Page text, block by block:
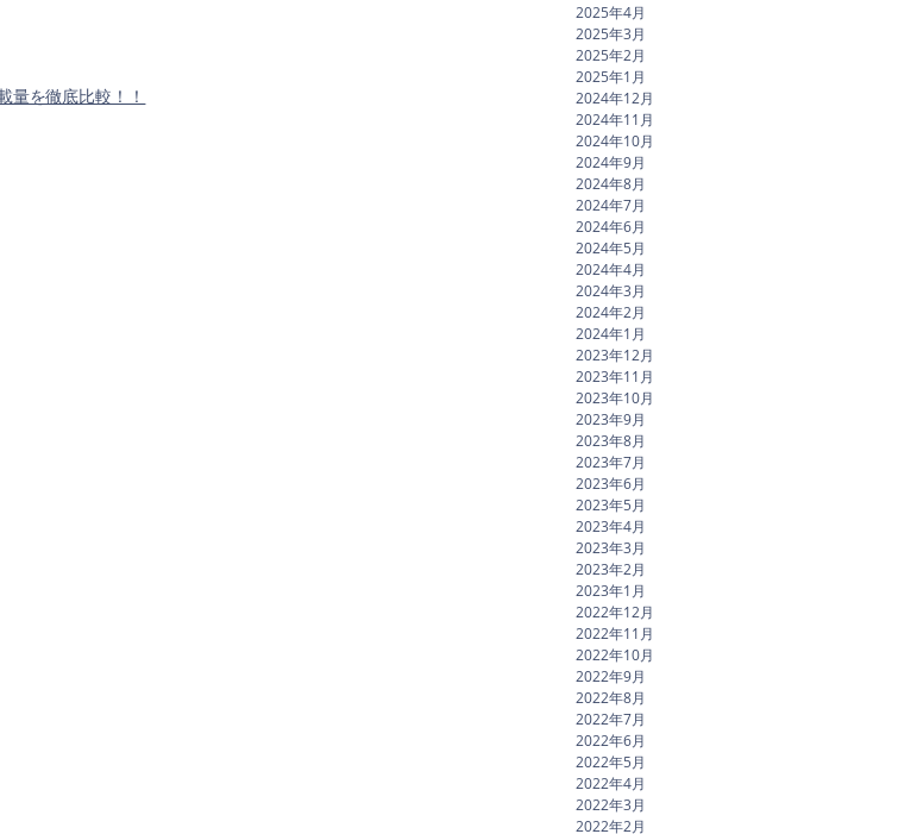
を徹底比較！！
2025年4月
2025年3月
2025年2月
2025年1月
2024年12月
2024年11月
2024年10月
2024年9月
2024年8月
2024年7月
2024年6月
2024年5月
2024年4月
2024年3月
2024年2月
2024年1月
2023年12月
2023年11月
2023年10月
2023年9月
2023年8月
2023年7月
2023年6月
2023年5月
2023年4月
2023年3月
2023年2月
2023年1月
2022年12月
2022年11月
2022年10月
2022年9月
2022年8月
2022年7月
2022年6月
2022年5月
2022年4月
2022年3月
2022年2月